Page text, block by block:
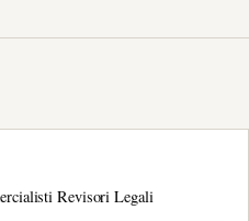
Revisori Legali